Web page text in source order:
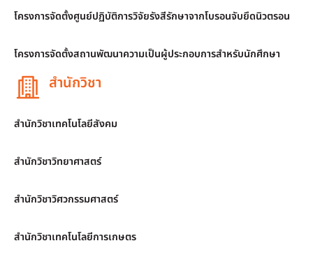
โครงการจัดตั้งศูนย์ปฏิบัติการวิจัยรังสีรักษาจากโบรอนจับยึดนิวตรอน
โครงการจัดตั้งสถานพัฒนาความเป็นผู้ประกอบการสำหรับนักศึกษา
สำนักวิชา
สำนักวิชาเทคโนโลยีสังคม
สำนักวิชาวิทยาศาสตร์
สำนักวิชาวิศวกรรมศาสตร์
สำนักวิชาเทคโนโลยีการเกษตร